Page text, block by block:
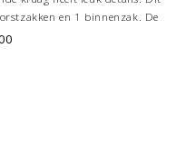
en 1 binnenzak. De
bij Leather City.